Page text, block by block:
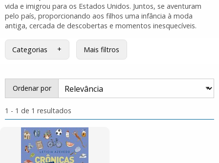
vida e imigrou para os Estados Unidos. Juntos, se aventuram
pelo país, proporcionando aos filhos uma infância à moda
antiga, cercada de descobertas e momentos inesquecíveis.
Categorias Mais filtros
Ordenar por
1 - 1 de 1 resultados